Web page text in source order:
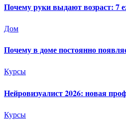
Почему руки выдают возраст: 7
Дом
Почему в доме постоянно
Курсы
Нейровизуалист 2026: новая
Курсы